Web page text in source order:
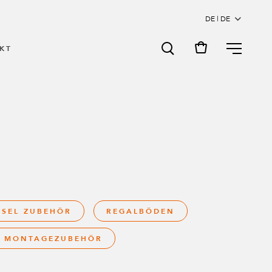
MENU
ZUBEHÖR REGALBÖDEN